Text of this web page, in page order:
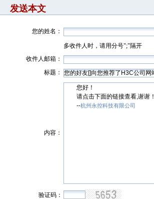
发送本文
您的姓名：
多收件人时，请用分号";"隔开
收件人邮箱：
标题：
内容：
您好！
请点击下面的链接查看,谢谢！
--杭州永控科技有限公司
验证码：